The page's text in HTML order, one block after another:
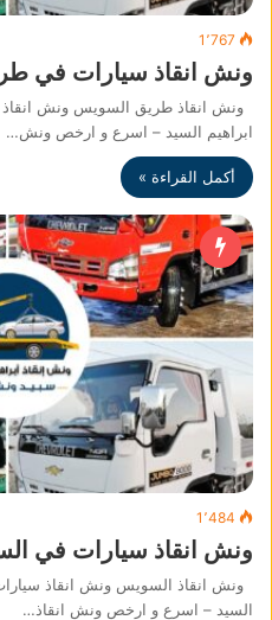
1٬767
ونش انقاذ سيارات في
ونش انقاذ طريق السويس ونش
ابراهيم السيد – اسرع و ارخص ونش…
أكمل القراءة »
1٬484
ونش انقاذ سيارات في
ونش انقاذ السويس ونش انقاذ
السيد – اسرع و ارخص ونش انقاذ…